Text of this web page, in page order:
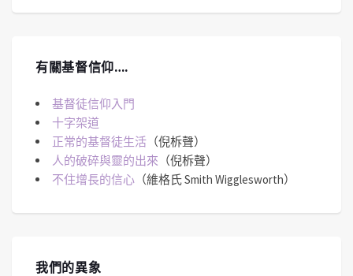
有關基督信仰….
基督徒信仰入門
十字架道
正常的基督徒生活 （倪柝聲）
人的破碎與靈的出來 （倪柝聲）
不住增長的信心 （維格氏 Smith Wigglesworth）
我們的異象